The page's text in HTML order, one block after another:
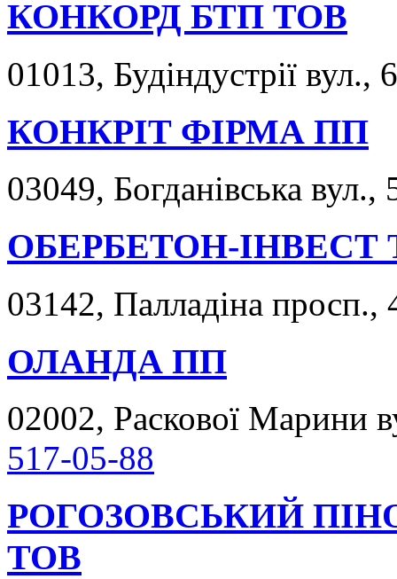
КОНКОРД БТП ТОВ
01013, Будіндустрії вул.,
КОНКРІТ ФІРМА ПП
03049, Богданівська
ОБЕРБЕТОН-ІНВЕСТ
03142, Палладіна просп.,
ОЛАНДА ПП
02002, Раскової Марини
517-05-88
РОГОЗОВСЬКИЙ
ТОВ